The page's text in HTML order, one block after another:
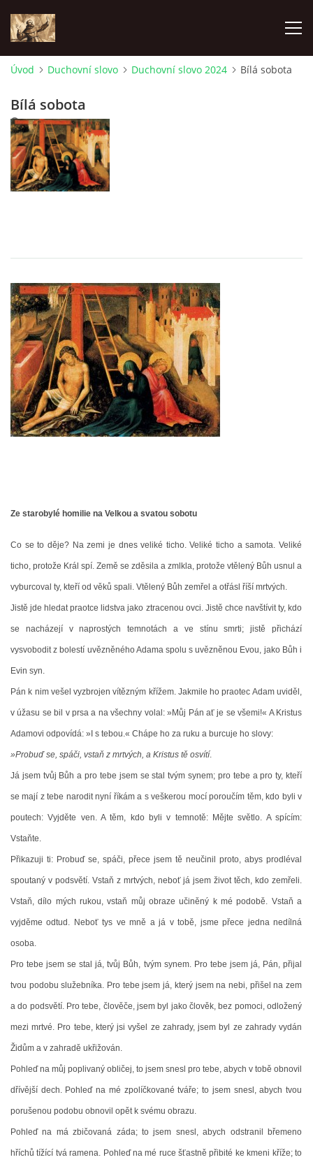
KONTAKTY
SAMOFINANCOVÁNÍ
SPRAVOVANÉ FARNOSTI
HISTORIE FARNOSTÍ
POŘAD BOHOSLUŽEB
BOHOSLUŽBY A KALENDÁŘ FARNÍCH AKCI
AKTUALITY
ŽIVOTOPISY SVATÝCH
DUCHOVNÍ SLOVO
UDĚLEJTE SI VÝLET
JSEM KATOLÍK...
HUDEBNÍ KOUTEK
FOTOALBUM
NÁVŠTĚVNÍ KNIHA
ODKAZY
Úvod Duchovní slovo Duchovní slovo 2024 Bílá sobota
Bílá sobota
12. 3. 2024
Ze starobylé homilie na Velkou a svatou sobotu
Co se to děje? Na zemi je dnes veliké ticho. Veliké ticho a samota. Veliké
ticho, protože Král spí. Země se zděsila a zmlkla, protože vtělený Bůh usnul a
vyburcoval ty, kteří od věků spali. Vtělený Bůh zemřel a otřásl říší mrtvých.
Jistě jde hledat praotce lidstva jako ztracenou ovci. Jistě chce navštívit ty, kdo
se nacházejí v naprostých temnotách a ve stínu smrti; jistě přichází
vysvobodit z bolestí uvězněného Adama spolu s uvězněnou Evou, jako Bůh i
Evin syn.
Pán k nim vešel vyzbrojen vítězným křížem. Jakmile ho praotec Adam uviděl,
v úžasu se bil v prsa a na všechny volal: »Můj Pán ať je se všemi!« A Kristus
Adamovi odpovídá: »I s tebou.« Chápe ho za ruku a burcuje ho slovy:
»Probuď se, spáči, vstaň z mrtvých, a Kristus tě osvítí.
Já jsem tvůj Bůh a pro tebe jsem se stal tvým synem; pro tebe a pro ty, kteří
se mají z tebe narodit nyní říkám a s veškerou mocí poroučím těm, kdo byli v
poutech: Vyjděte ven. A těm, kdo byli v temnotě: Mějte světlo. A spícím:
Vstaňte.
Přikazuji ti: Probuď se, spáči, přece jsem tě neučinil proto, abys prodléval
spoutaný v podsvětí. Vstaň z mrtvých, neboť já jsem život těch, kdo zemřeli.
Vstaň, dílo mých rukou, vstaň můj obraze učiněný k mé podobě. Vstaň a
vyjděme odtud. Neboť tys ve mně a já v tobě, jsme přece jedna nedílná
osoba.
Pro tebe jsem se stal já, tvůj Bůh, tvým synem. Pro tebe jsem já, Pán, přijal
tvou podobu služebníka. Pro tebe jsem já, který jsem na nebi, přišel na zem
a do podsvětí. Pro tebe, člověče, jsem byl jako člověk, bez pomoci, odložený
mezi mrtvé. Pro tebe, který jsi vyšel ze zahrady, jsem byl ze zahrady vydán
Židům a v zahradě ukřižován.
Pohleď na můj poplivaný obličej, to jsem snesl pro tebe, abych v tobě obnovil
dřívější dech. Pohleď na mé zpolíčkované tváře; to jsem snesl, abych tvou
porušenou podobu obnovil opět k svému obrazu.
Pohleď na má zbičovaná záda; to jsem snesl, abych odstranil břemeno
hříchů tížící tvá ramena. Pohleď na mé ruce šťastně přibité ke kmeni kříže; to